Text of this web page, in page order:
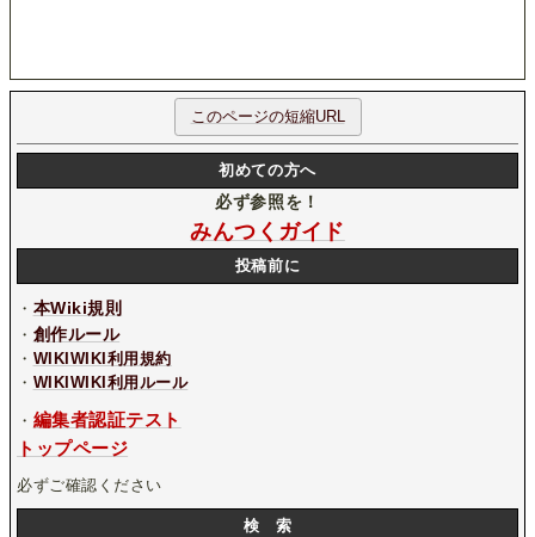
このページの短縮URL
初めての方へ
必ず参照を！
みんつくガイド
投稿前に
・ 本Wiki規則
・ 創作ルール
・ WIKIWIKI利用規約
・ WIKIWIKI利用ルール
・ 編集者認証テスト
トップページ
必ずご確認ください
検 索